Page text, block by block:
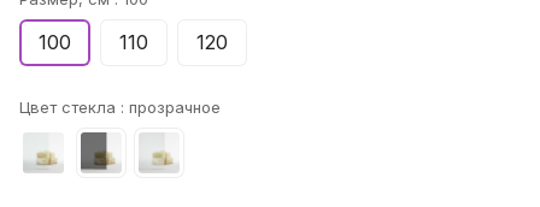
100 110 120
Цвет стекла : прозрачное